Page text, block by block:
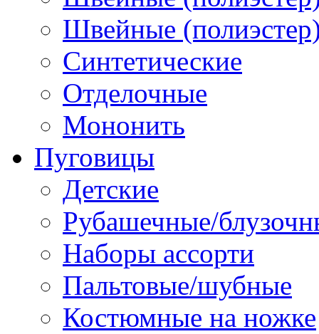
Швейные
Синтетические
Отделочные
Мононить
Пуговицы
Детские
Рубашечные/
Наборы ассорти
Пальтовые/шубные
Костюмные на ножке